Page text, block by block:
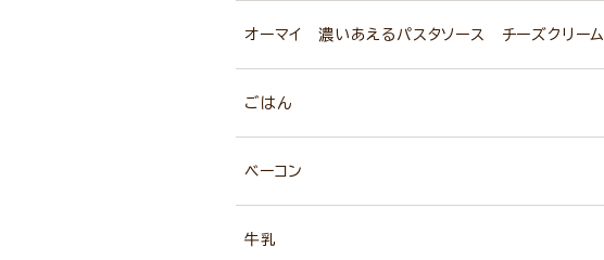
オーマイ 濃いあえるパスタソース チーズクリーム
ごはん
ベーコン
牛乳